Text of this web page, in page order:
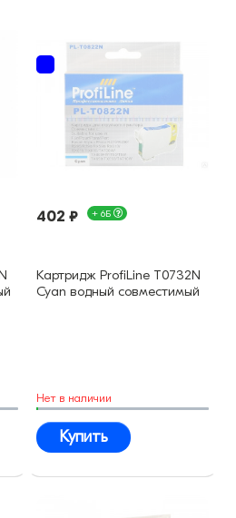
402 ₽ + 6Б
Картридж ProfiLine T0732N
Cyan водный совместимый
Нет в наличии
Купить